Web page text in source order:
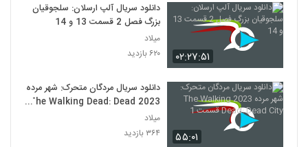
۰۲:۲۷:۵۱
دانلود سریال آلپ ارسلان: سلجوقیان
بزرگ فصل 2 قسمت 13 و 14
میلاد
۶۲۰ بازدید
۵۵:۰۱
دانلود سریال مردگان متحرک: شهر مرده
2023 The Walking Dead: Dead
City قسمت 1
میلاد
۳۶۴ بازدید